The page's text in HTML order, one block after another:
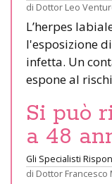
di Dottor Leo
L’herpes
l'esposizione
infetta. Un
espone al
Si può
a 48
Gli Specialisti
di Dottor Francesco